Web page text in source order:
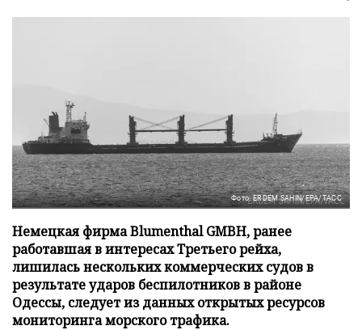
Фото: ERDEM SAHIN/EPA/ТАСС
Немецкая фирма Blumenthal GMBH, ранее
работавшая в интересах Третьего рейха,
лишилась нескольких коммерческих судов в
результате ударов беспилотников в районе
Одессы, следует из данных открытых ресурсов
мониторинга морского трафика.